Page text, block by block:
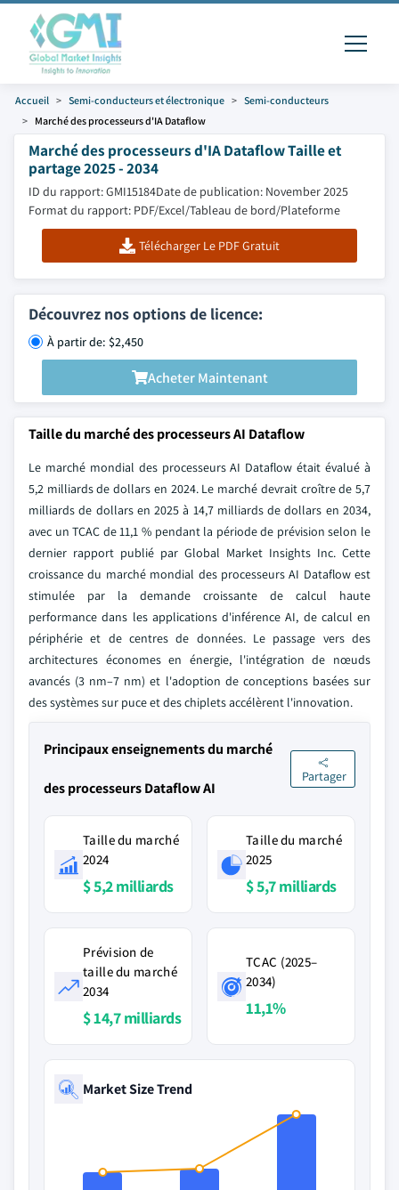
Accueil Semi-conducteurs et électronique
Semi-conducteurs
Marché des processeurs d'IA Dataflow
Marché des processeurs d'IA Dataflow Taille et
partage 2025 - 2034
ID du rapport: GMI15184Date de publication: November 2025
Format du rapport: PDF/Excel/Tableau de bord/Plateforme
Télécharger Le PDF Gratuit
Découvrez nos options de licence:
À partir de: $2,450
Acheter Maintenant
Taille du marché des processeurs AI Dataflow
Le marché mondial des processeurs AI Dataflow était évalué à
5,2 milliards de dollars en 2024. Le marché devrait croître de 5,7
milliards de dollars en 2025 à 14,7 milliards de dollars en 2034,
avec un TCAC de 11,1 % pendant la période de prévision selon le
dernier rapport publié par Global Market Insights Inc. Cette
croissance du marché mondial des processeurs AI Dataflow est
stimulée par la demande croissante de calcul haute
performance dans les applications d'inférence AI, de calcul en
périphérie et de centres de données. Le passage vers des
architectures économes en énergie, l'intégration de nœuds
avancés (3 nm–7 nm) et l'adoption de conceptions basées sur
des systèmes sur puce et des chiplets accélèrent l'innovation.
Principaux enseignements du marché
des processeurs Dataflow AI
Partager
Taille du marché
2024
$ 5,2 milliards
Taille du marché
2025
$ 5,7 milliards
Prévision de
taille du marché
2034
$ 14,7 milliards
TCAC (2025–
2034)
11,1%
Market Size Trend